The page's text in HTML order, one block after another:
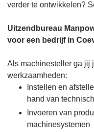
verder te ontwikkelen?
Uitzendbureau
voor een bedrijf in
Als machinesteller ga jij
werkzaamheden:
Instellen en
hand van
Invoeren van
machinesystemen